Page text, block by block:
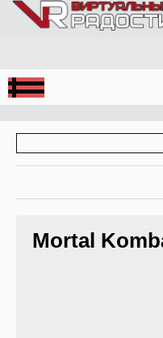
Jump to Navigation
Mortal